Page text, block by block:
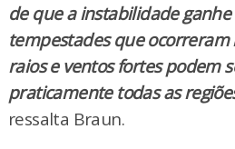
de que a instabilidade ganhe
tempestades que ocorreram
raios e ventos fortes podem
praticamente todas as
ressalta Braun.